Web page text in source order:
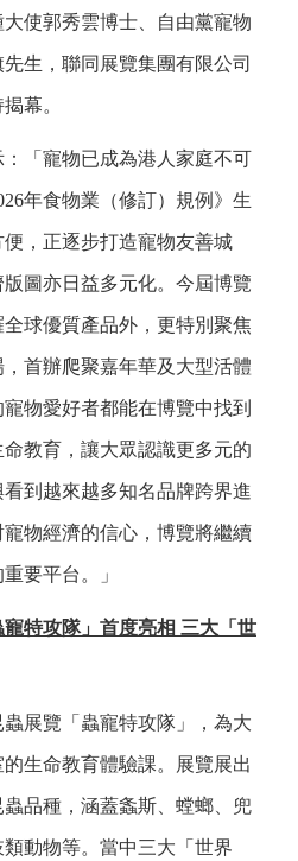
使郭秀雲博士、自由黨寵物
生，聯同展覽集團有限公司
幕。
「寵物已成為港人家庭不可
年食物業（修訂）規例》生
，正逐步打造寵物友善城
圖亦日益多元化。今屆博覽
球優質產品外，更特別聚焦
首辦爬聚嘉年華及大型活體
物愛好者都能在博覽中找到
教育，讓大眾認識更多元的
到越來越多知名品牌跨界進
物經濟的信心，博覽將繼續
要平台。」
特攻隊」首度亮相 三大「世
展覽「蟲寵特攻隊」，為大
生命教育體驗課。展覽展出
品種，涵蓋螽斯、螳螂、兜
動物等。當中三大「世界